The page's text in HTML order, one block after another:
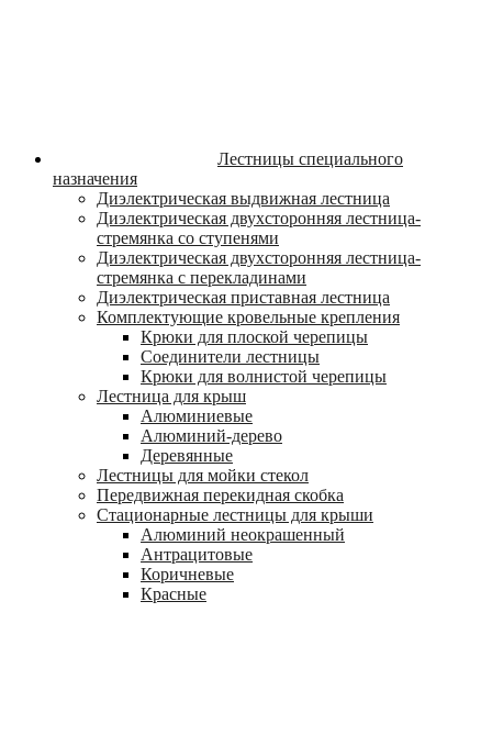
Лестницы специального
назначения
Диэлектрическая выдвижная лестница
Диэлектрическая двухсторонняя лестница-
стремянка со ступенями
Диэлектрическая двухсторонняя лестница-
стремянка с перекладинами
Диэлектрическая приставная лестница
Комплектующие кровельные крепления
Крюки для плоской черепицы
Соединители лестницы
Крюки для волнистой черепицы
Лестница для крыш
Алюминиевые
Алюминий-дерево
Деревянные
Лестницы для мойки стекол
Передвижная перекидная скобка
Стационарные лестницы для крыши
Алюминий неокрашенный
Антрацитовые
Коричневые
Красные